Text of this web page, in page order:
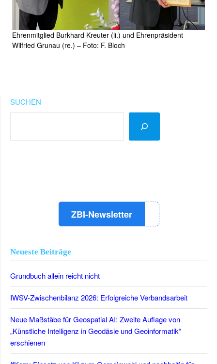
Ehrenmitglied Burkhard Kreuter (li.) und Ehrenpräsident
Wilfried Grunau (re.) – Foto: F. Bloch
SUCHEN
ZBI-Newsletter
Neueste Beiträge
Grundbuch allein reicht nicht
IWSV-Zwischenbilanz 2026: Erfolgreiche Verbandsarbeit
Neue Maßstäbe für Geospatial AI: Zweite Auflage von
„Künstliche Intelligenz in Geodäsie und Geoinformatik“
erschienen